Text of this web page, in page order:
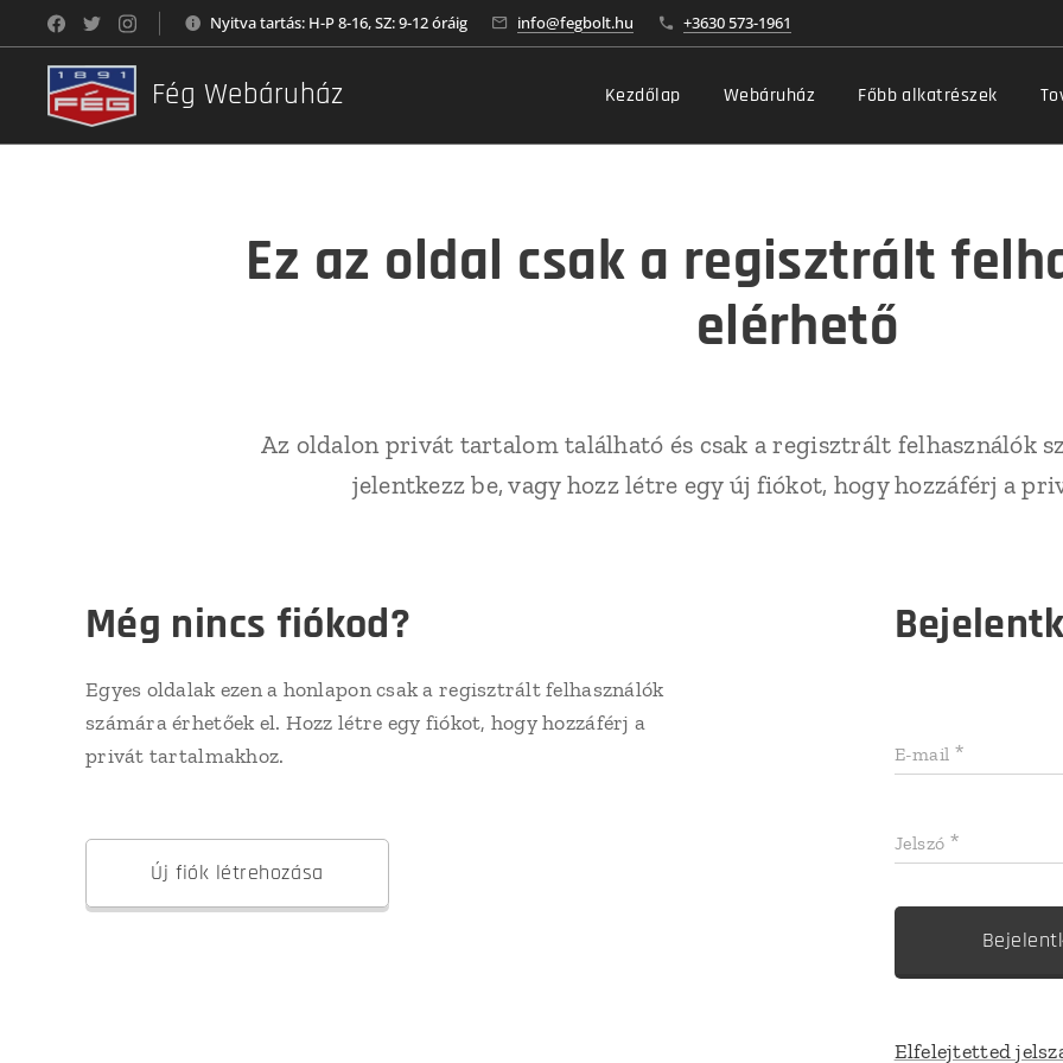
Nyitva tartás: H-P 8-16, SZ: 9-12 óráig info@fegbolt.hu +3630 573-1961
Fég Webáruház Kezdőlap Webáruház Főbb alkatrészek
Ez az oldal csak a regisztrált
elérhető
Az oldalon privát tartalom található és csak a regisztrált felhasználók
jelentkezz be, vagy hozz létre egy új fiókot, hogy hozzáférj a
Még nincs fiókod?
Egyes oldalak ezen a honlapon csak a regisztrált felhasználók
számára érhetőek el. Hozz létre egy fiókot, hogy hozzáférj a
privát tartalmakhoz.
Új fiók létrehozása
E-mail
Jelszó
Elfelejtetted